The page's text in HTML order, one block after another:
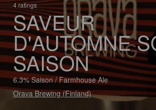
4 ratings
SAVEUR
D'AUTOMNE
SAISON
6.3% Saison / Farmhouse Ale
Orava Brewing (Finland)